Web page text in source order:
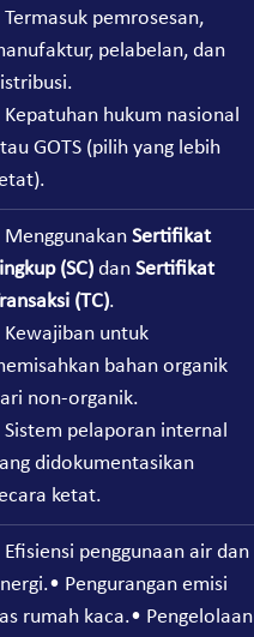
Termasuk pemrosesan,
pelabelan, dan
Kepatuhan hukum nasional
GOTS (pilih yang lebih
Menggunakan Sertifikat
(SC) dan Sertifikat
(TC).
Kewajiban untuk
bahan organik
non-organik.
Sistem pelaporan internal
didokumentasikan
ketat.
Efisiensi penggunaan air dan
Pengurangan emisi
rumah kaca.• Pengelolaan